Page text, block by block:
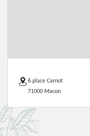
6 place Carnot
71000 Macon